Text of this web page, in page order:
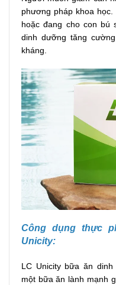
phương pháp khoa
hoặc đang cho con bú
dinh dưỡng tăng
kháng.
Công dụng thực
Unicity:
LC Unicity bữa ăn
một bữa ăn lành mạnh